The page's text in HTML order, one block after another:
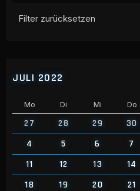
Filter zurücksetzen
JULI 2022
Mo Di Mi Do
27 28 29 30
4
5 6 7
11
12 13 14
18
19 20 21